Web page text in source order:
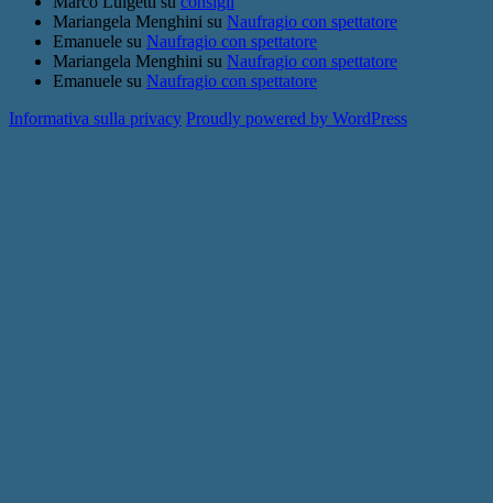
Mariangela Menghini su Naufragio con spettatore
Emanuele su Naufragio con spettatore
Mariangela Menghini su Naufragio con spettatore
Emanuele su Naufragio con spettatore
Informativa sulla privacy Proudly powered by WordPress